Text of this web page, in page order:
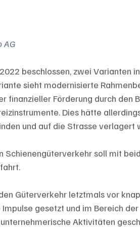
AG
beschlossen, zwei Varianten
sieht modernisierte
Förderung durch den
Dies hätte
und auf die Strasse verlagert
Schienengüterverkehr soll mit
Güterverkehr letztmals vor
gesetzt und im Bereich
Aktivitäten